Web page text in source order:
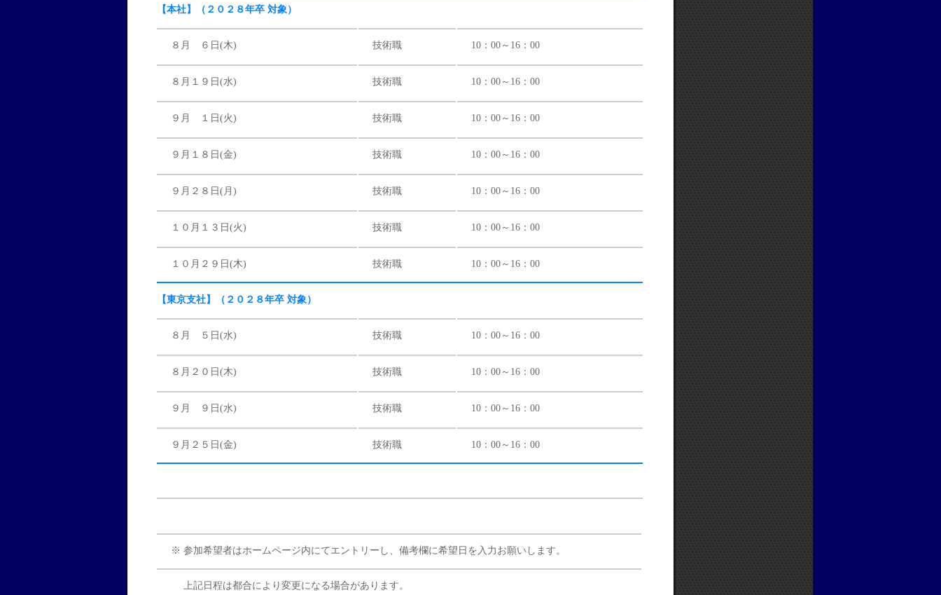
【本社】（２０２８年卒 対象）
８月 ６日(木) 技術職 10：00～16：00
８月１９日(水) 技術職 10：00～16：00
９月 １日(火) 技術職 10：00～16：00
９月１８日(金) 技術職 10：00～16：00
９月２８日(月) 技術職 10：00～16：00
１０月１３日(火) 技術職 10：00～16：00
１０月２９日(木) 技術職 10：00～16：00
【東京支社】（２０２８年卒 対象）
８月 ５日(水) 技術職 10：00～16：00
８月２０日(木) 技術職 10：00～16：00
９月 ９日(水) 技術職 10：00～16：00
９月２５日(金) 技術職 10：00～16：00
※ 参加希望者はホームページ内にてエントリーし、備考欄に希望日を入力お願いします。
上記日程は都合により変更になる場合があります。